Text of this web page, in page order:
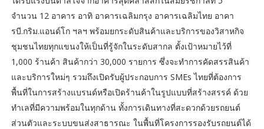
จำนวน 12 อาคาร อาทิ อาคารเฉลิมกรุง อาคารเฉลิมไทย อาคา
รบี.กริม.แอนด์โก ฯลฯ พร้อมยกระดับสินค้าและบริการของวิสาหกิจ
ชุมชนไทยทุกแขนงให้เป็นที่รู้จักในระดับสากล ตั้งเป้าหมายไว้ที่
1,000 ร้านค้า สินค้ากว่า 30,000 รายการ ซึ่งจะทำการคัดสรรสินค้า
และบริการใหม่ๆ รวมถึงเปิดรับผู้ประกอบการ SMEs ไทยที่ต้องการ
พื้นที่ในการสร้างแบรนด์หรือเปิดร้านค้าในรูปแบบที่สร้างสรรค์ ด้วย
ทำเลที่มีความพร้อมในทุกด้าน ทั้งการเดินทางที่สะดวกด้วยรถยนต์
ส่วนตัวและระบบขนส่งสาธารณะ ในพื้นที่โครงการรองรับรถยนต์ได้